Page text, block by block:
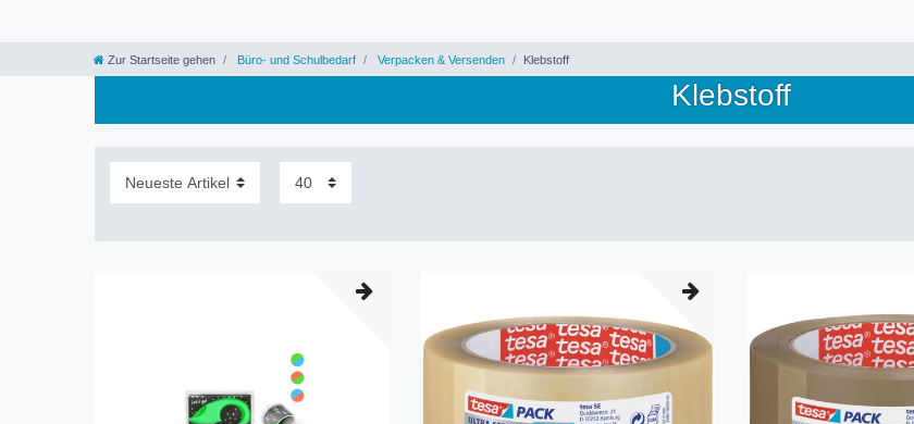
Zur Startseite gehen Büro- und Schulbedarf Verpacken & Versenden Klebstoff
Klebstoff